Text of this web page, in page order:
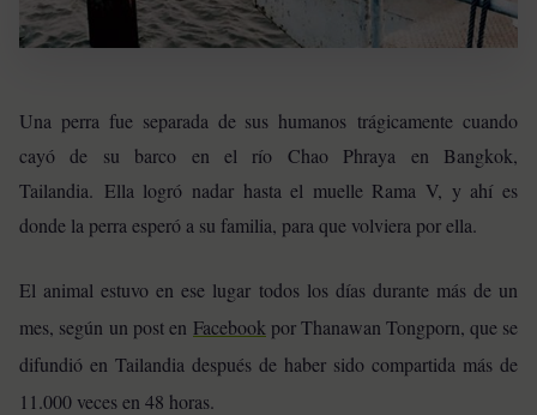
Una perra fue separada de sus humanos trágicamente cuando
cayó de su barco en el río Chao Phraya en Bangkok,
Tailandia. Ella logró nadar hasta el muelle Rama V, y ahí es
donde la perra esperó a su familia, para que volviera por ella.
El animal estuvo en ese lugar todos los días durante más de un
mes, según un post en Facebook por Thanawan Tongporn, que se
difundió en Tailandia después de haber sido compartida más de
11.000 veces en 48 horas.